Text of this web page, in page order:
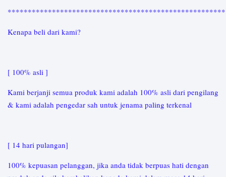
Kenapa beli dari kami?
[ 100% asli ]
Kami berjanji semua produk kami adalah 100% asli dari pengilang
& kami adalah pengedar sah untuk jenama paling terkenal
[ 14 hari pulangan]
100% kepuasan pelanggan, jika anda tidak berpuas hati dengan